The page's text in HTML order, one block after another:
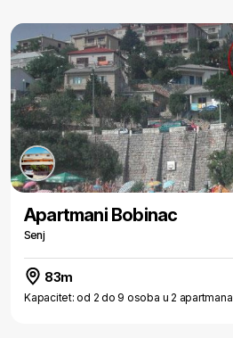
Apartmani Bobinac
Senj
83m
Kapacitet: od 2 do 9 osoba u 2 apartmana